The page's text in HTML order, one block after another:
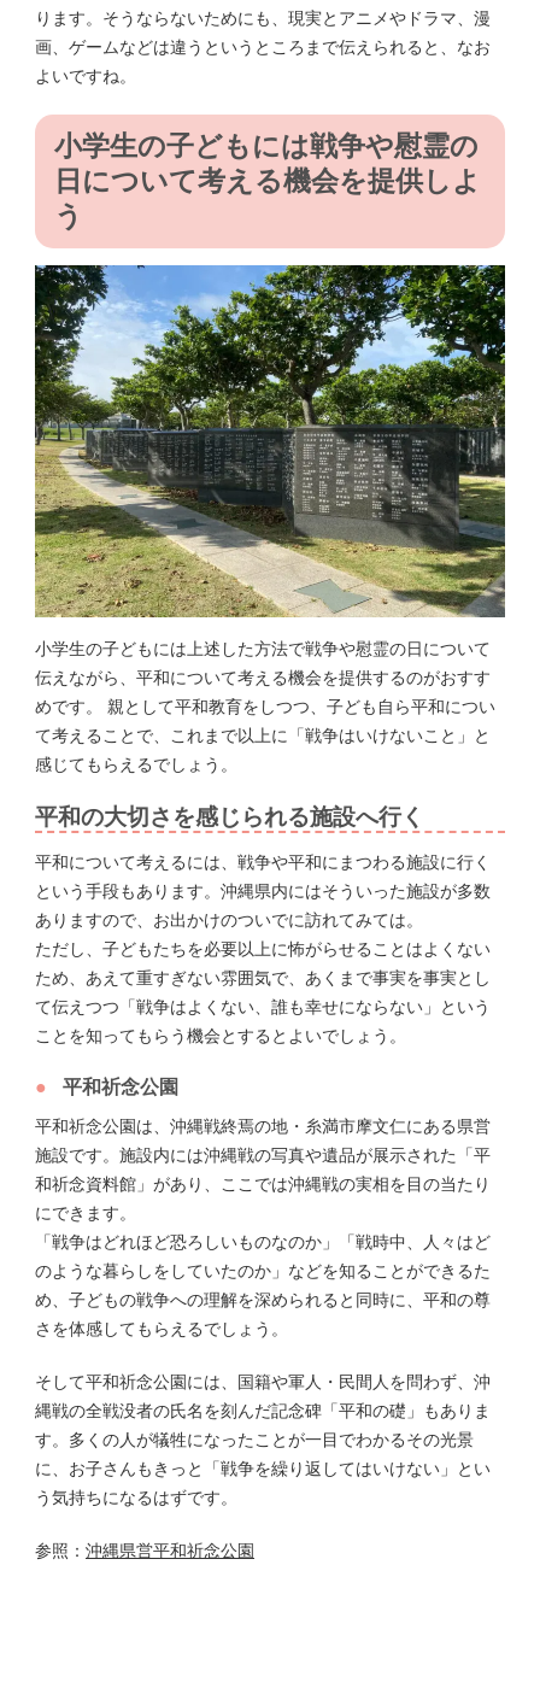
ります。そうならないためにも、現実とアニメやドラマ、漫
画、ゲームなどは違うというところまで伝えられると、なお
よいですね。
小学生の子どもには戦争や慰霊の
日について考える機会を提供しよ
う
小学生の子どもには上述した方法で戦争や慰霊の日について
伝えながら、平和について考える機会を提供するのがおすす
めです。 親として平和教育をしつつ、子ども自ら平和につい
て考えることで、これまで以上に「戦争はいけないこと」と
感じてもらえるでしょう。
平和の大切さを感じられる施設へ行く
平和について考えるには、戦争や平和にまつわる施設に行く
という手段もあります。沖縄県内にはそういった施設が多数
ありますので、お出かけのついでに訪れてみては。
ただし、子どもたちを必要以上に怖がらせることはよくない
ため、あえて重すぎない雰囲気で、あくまで事実を事実とし
て伝えつつ「戦争はよくない、誰も幸せにならない」という
ことを知ってもらう機会とするとよいでしょう。
平和祈念公園
平和祈念公園は、沖縄戦終焉の地・糸満市摩文仁にある県営
施設です。施設内には沖縄戦の写真や遺品が展示された「平
和祈念資料館」があり、ここでは沖縄戦の実相を目の当たり
にできます。
「戦争はどれほど恐ろしいものなのか」「戦時中、人々はど
のような暮らしをしていたのか」などを知ることができるた
め、子どもの戦争への理解を深められると同時に、平和の尊
さを体感してもらえるでしょう。
そして平和祈念公園には、国籍や軍人・民間人を問わず、沖
縄戦の全戦没者の氏名を刻んだ記念碑「平和の礎」もありま
す。多くの人が犠牲になったことが一目でわかるその光景
に、お子さんもきっと「戦争を繰り返してはいけない」とい
う気持ちになるはずです。
参照： 沖縄県営平和祈念公園